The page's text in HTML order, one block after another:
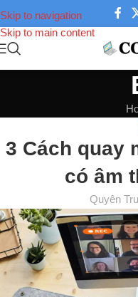
Skip to navigation
Skip to main content
3 Cách quay
có âm
Quyên